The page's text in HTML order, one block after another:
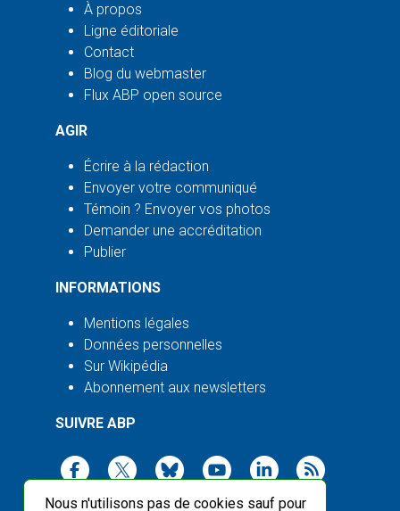
Nous n'utilisons pas de cookies sauf pour
À propos
Ligne éditoriale
Contact
Blog du webmaster
Flux ABP open source
AGIR
Écrire à la rédaction
Envoyer votre communiqué
Témoin ? Envoyer vos photos
Demander une accréditation
Publier
INFORMATIONS
Mentions légales
Données personnelles
Sur Wikipédia
Abonnement aux newsletters
SUIVRE ABP